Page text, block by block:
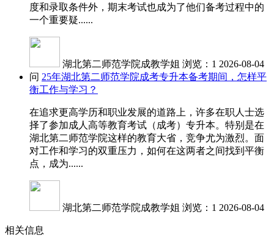
度和录取条件外，期末考试也成为了他们备考过程中的
一个重要疑......
湖北第二师范学院成教学姐 浏览：1 2026-08-04
问 25年湖北第二师范学院成考专升本备考期间，怎样平
衡工作与学习？
在追求更高学历和职业发展的道路上，许多在职人士选
择了参加成人高等教育考试（成考）专升本。特别是在
湖北第二师范学院这样的教育大省，竞争尤为激烈。面
对工作和学习的双重压力，如何在这两者之间找到平衡
点，成为......
湖北第二师范学院成教学姐 浏览：1 2026-08-04
相关信息